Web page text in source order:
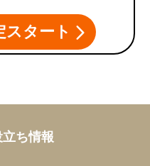
スタート
ち情報